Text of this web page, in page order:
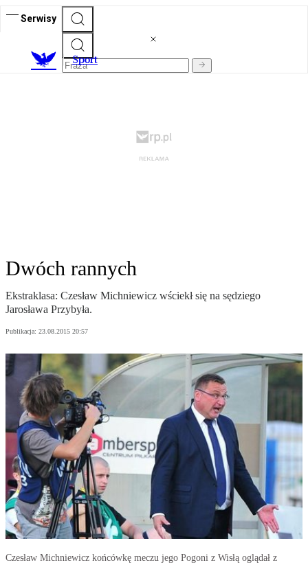
Serwisy
Sport
Dwóch rannych
Ekstraklasa: Czesław Michniewicz wściekł się na sędziego
Jarosława Przybyła.
Publikacja: 23.08.2015 20:57
Czesław Michniewicz końcówkę meczu jego Pogoni z Wisłą oglądał z